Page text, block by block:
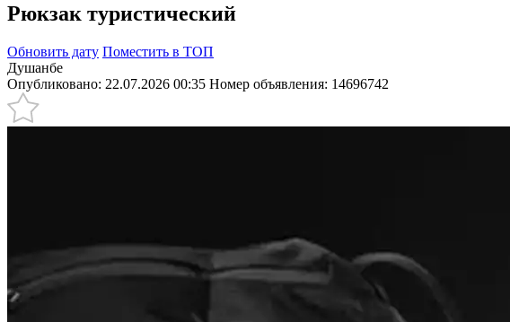
Рюкзак туристический
Обновить дату Поместить в ТОП
Душанбе
Опубликовано: 22.07.2026 00:35 Номер объявления: 14696742